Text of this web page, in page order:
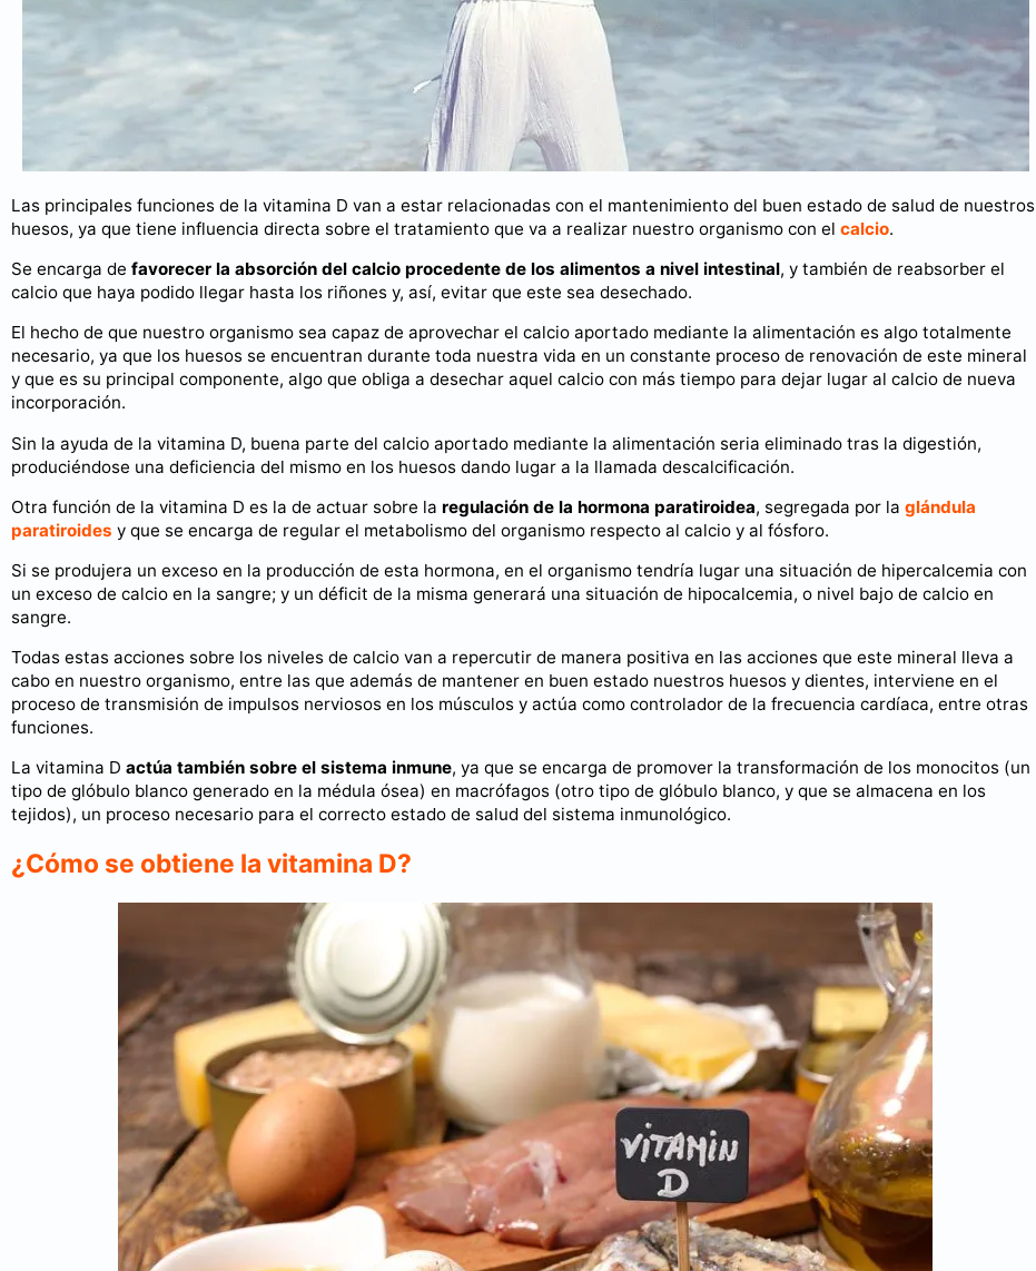
Las principales funciones de la vitamina D van a estar relacionadas con el mantenimiento del buen estado de salud de nuestros
huesos, ya que tiene influencia directa sobre el tratamiento que va a realizar nuestro organismo con el calcio.
Se encarga de favorecer la absorción del calcio procedente de los alimentos a nivel intestinal, y también de reabsorber el
calcio que haya podido llegar hasta los riñones y, así, evitar que este sea desechado.
El hecho de que nuestro organismo sea capaz de aprovechar el calcio aportado mediante la alimentación es algo totalmente
necesario, ya que los huesos se encuentran durante toda nuestra vida en un constante proceso de renovación de este mineral
y que es su principal componente, algo que obliga a desechar aquel calcio con más tiempo para dejar lugar al calcio de nueva
incorporación.
Sin la ayuda de la vitamina D, buena parte del calcio aportado mediante la alimentación seria eliminado tras la digestión,
produciéndose una deficiencia del mismo en los huesos dando lugar a la llamada descalcificación.
Otra función de la vitamina D es la de actuar sobre la regulación de la hormona paratiroidea, segregada por la glándula
paratiroides y que se encarga de regular el metabolismo del organismo respecto al calcio y al fósforo.
Si se produjera un exceso en la producción de esta hormona, en el organismo tendría lugar una situación de hipercalcemia con
un exceso de calcio en la sangre; y un déficit de la misma generará una situación de hipocalcemia, o nivel bajo de calcio en
sangre.
Todas estas acciones sobre los niveles de calcio van a repercutir de manera positiva en las acciones que este mineral lleva a
cabo en nuestro organismo, entre las que además de mantener en buen estado nuestros huesos y dientes, interviene en el
proceso de transmisión de impulsos nerviosos en los músculos y actúa como controlador de la frecuencia cardíaca, entre otras
funciones.
La vitamina D actúa también sobre el sistema inmune, ya que se encarga de promover la transformación de los monocitos (un
tipo de glóbulo blanco generado en la médula ósea) en macrófagos (otro tipo de glóbulo blanco, y que se almacena en los
tejidos), un proceso necesario para el correcto estado de salud del sistema inmunológico.
¿Cómo se obtiene la vitamina D?